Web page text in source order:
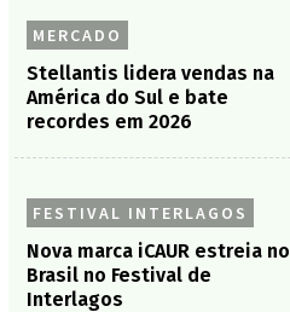
MERCADO
Stellantis lidera vendas na
América do Sul e bate
recordes em 2026
FESTIVAL INTERLAGOS
Nova marca iCAUR estreia no
Brasil no Festival de
Interlagos